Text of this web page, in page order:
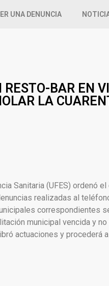
UNA DENUNCIA
RESTO-BAR EN
LA
Sanitaria (UFES) ordenó
realizadas al
correspondientes
municipal vencida y
actuaciones y